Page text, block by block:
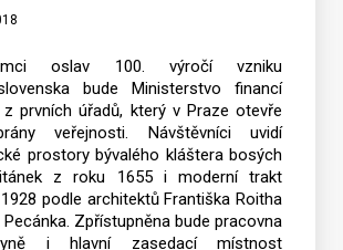
oslav 100. výročí vzniku
bude Ministerstvo financí
z prvních úřadů, který v Praze otevře
veřejnosti. Návštěvníci uvidí
prostory bývalého kláštera bosých
z roku 1655 i moderní trakt
podle architektů Františka Roitha
Pecánka. Zpřístupněna bude pracovna
i hlavní zasedací místnost